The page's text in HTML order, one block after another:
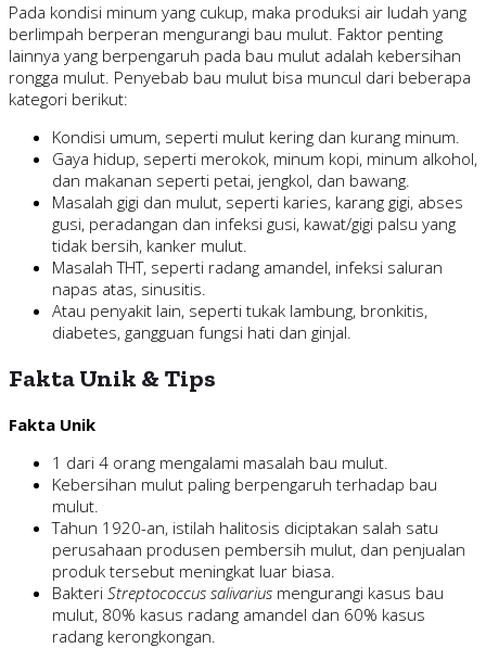
Pada kondisi minum yang cukup, maka produksi air ludah yang
berlimpah berperan mengurangi bau mulut. Faktor penting
lainnya yang berpengaruh pada bau mulut adalah kebersihan
rongga mulut. Penyebab bau mulut bisa muncul dari beberapa
kategori berikut:
Kondisi umum, seperti mulut kering dan kurang minum.
Gaya hidup, seperti merokok, minum kopi, minum alkohol,
dan makanan seperti petai, jengkol, dan bawang.
Masalah gigi dan mulut, seperti karies, karang gigi, abses
gusi, peradangan dan infeksi gusi, kawat/gigi palsu yang
tidak bersih, kanker mulut.
Masalah THT, seperti radang amandel, infeksi saluran
napas atas, sinusitis.
Atau penyakit lain, seperti tukak lambung, bronkitis,
diabetes, gangguan fungsi hati dan ginjal.
Fakta Unik & Tips
Fakta Unik
1 dari 4 orang mengalami masalah bau mulut.
Kebersihan mulut paling berpengaruh terhadap bau
mulut.
Tahun 1920-an, istilah halitosis diciptakan salah satu
perusahaan produsen pembersih mulut, dan penjualan
produk tersebut meningkat luar biasa.
Bakteri Streptococcus salivarius mengurangi kasus bau
mulut, 80% kasus radang amandel dan 60% kasus
radang kerongkongan.